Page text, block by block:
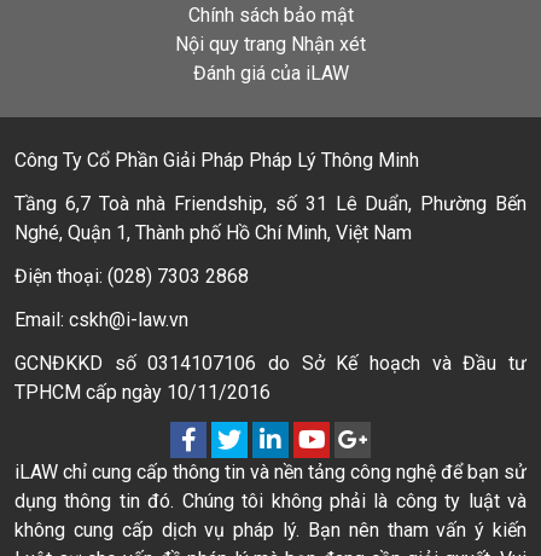
Chính sách bảo mật
Nội quy trang Nhận xét
Đánh giá của iLAW
Công Ty Cổ Phần Giải Pháp Pháp Lý Thông Minh
Tầng 6,7 Toà nhà Friendship, số 31 Lê Duẩn, Phường Bến
Nghé, Quận 1, Thành phố Hồ Chí Minh, Việt Nam
Điện thoại: (028) 7303 2868
Email: cskh@i-law.vn
GCNĐKKD số 0314107106 do Sở Kế hoạch và Đầu tư
TPHCM cấp ngày 10/11/2016
iLAW chỉ cung cấp thông tin và nền tảng công nghệ để bạn sử
dụng thông tin đó. Chúng tôi không phải là công ty luật và
không cung cấp dịch vụ pháp lý. Bạn nên tham vấn ý kiến